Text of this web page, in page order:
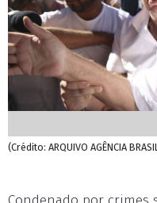
(Crédito: ARQUIVO AGÊNCIA